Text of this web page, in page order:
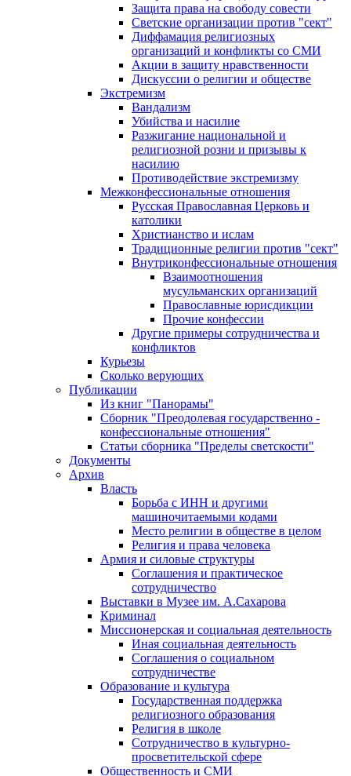
Защита права на свободу совести
Светские организации против "сект"
Диффамация религиозных
организаций и конфликты со СМИ
Акции в защиту нравственности
Дискуссии о религии и обществе
Экстремизм
Вандализм
Убийства и насилие
Разжигание национальной и
религиозной розни и призывы к
насилию
Противодействие экстремизму
Межконфессиональные отношения
Русская Православная Церковь и
католики
Христианство и ислам
Традиционные религии против "сект"
Внутриконфессиональные отношения
Взаимоотношения
мусульманских организаций
Православные юрисдикции
Прочие конфессии
Другие примеры сотрудничества и
конфликтов
Курьезы
Сколько верующих
Публикации
Из книг "Панорамы"
Сборник "Преодолевая государственно -
конфессиональные отношения"
Статьи сборника "Пределы светскости"
Документы
Архив
Власть
Борьба с ИНН и другими
машиночитаемыми кодами
Место религии в обществе в целом
Религия и права человека
Армия и силовые структуры
Соглашения и практическое
сотрудничество
Выставки в Музее им. А.Сахарова
Криминал
Миссионерская и социальная деятельность
Иная социальная деятельность
Соглашения о социальном
сотрудничестве
Образование и культура
Государственная поддержка
религиозного образования
Религия в школе
Сотрудничество в культурно-
просветительской сфере
Общественность и СМИ